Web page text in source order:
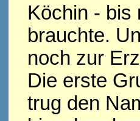
Köchin - bis
brauchte.
noch zur
Die erste
trug den